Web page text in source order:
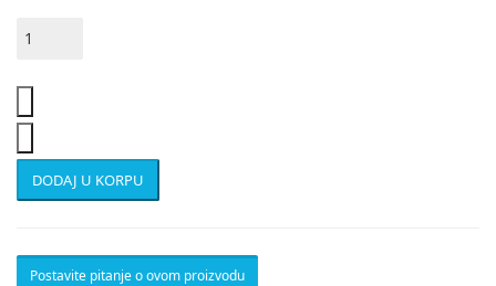
Postavite pitanje o ovom proizvodu